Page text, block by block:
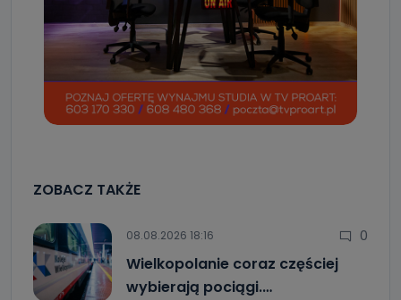
ZOBACZ TAKŻE
08.08.2026 18:16 0
Wielkopolanie coraz częściej
wybierają pociągi.…